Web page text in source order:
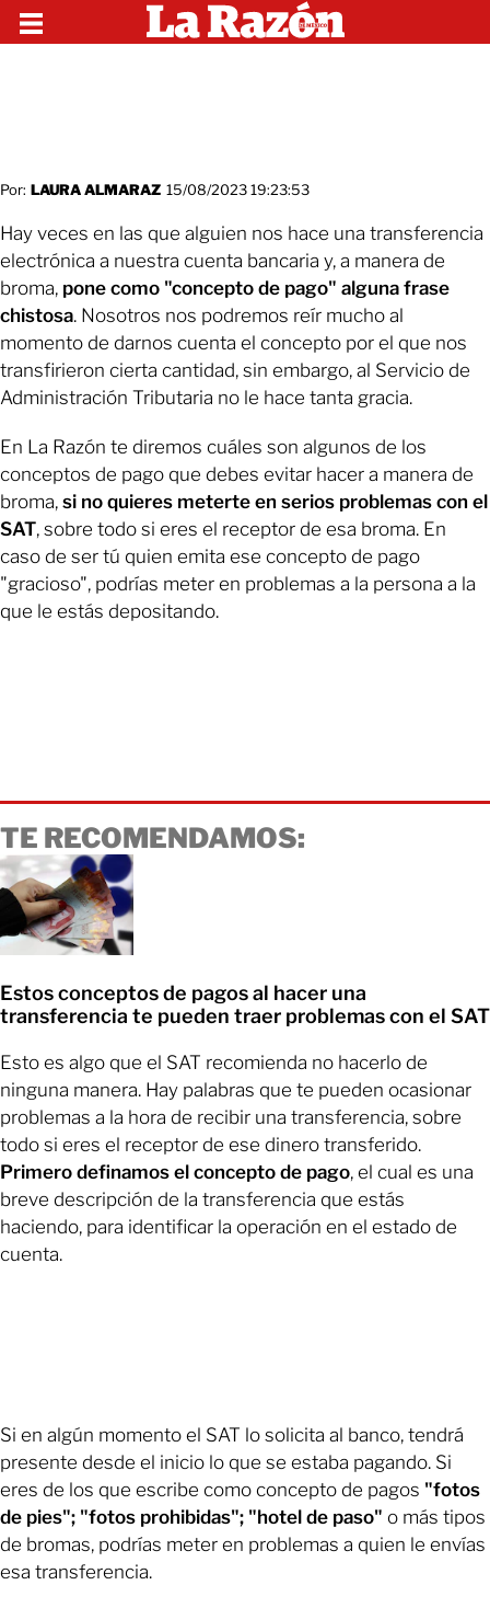
Por: LAURA ALMARAZ 15/08/2023 19:23:53
Hay veces en las que alguien nos hace una transferencia
electrónica a nuestra cuenta bancaria y, a manera de
broma, pone como "concepto de pago" alguna frase
chistosa. Nosotros nos podremos reír mucho al
momento de darnos cuenta el concepto por el que nos
transfirieron cierta cantidad, sin embargo, al Servicio de
Administración Tributaria no le hace tanta gracia.
En La Razón te diremos cuáles son algunos de los
conceptos de pago que debes evitar hacer a manera de
broma, si no quieres meterte en serios problemas con el
SAT, sobre todo si eres el receptor de esa broma. En
caso de ser tú quien emita ese concepto de pago
"gracioso", podrías meter en problemas a la persona a la
que le estás depositando.
TE RECOMENDAMOS:
Estos conceptos de pagos al hacer una
transferencia te pueden traer problemas con el SAT
Esto es algo que el SAT recomienda no hacerlo de
ninguna manera. Hay palabras que te pueden ocasionar
problemas a la hora de recibir una transferencia, sobre
todo si eres el receptor de ese dinero transferido.
Primero definamos el concepto de pago, el cual es una
breve descripción de la transferencia que estás
haciendo, para identificar la operación en el estado de
cuenta.
Si en algún momento el SAT lo solicita al banco, tendrá
presente desde el inicio lo que se estaba pagando. Si
eres de los que escribe como concepto de pagos "fotos
de pies"; "fotos prohibidas"; "hotel de paso" o más tipos
de bromas, podrías meter en problemas a quien le envías
esa transferencia.